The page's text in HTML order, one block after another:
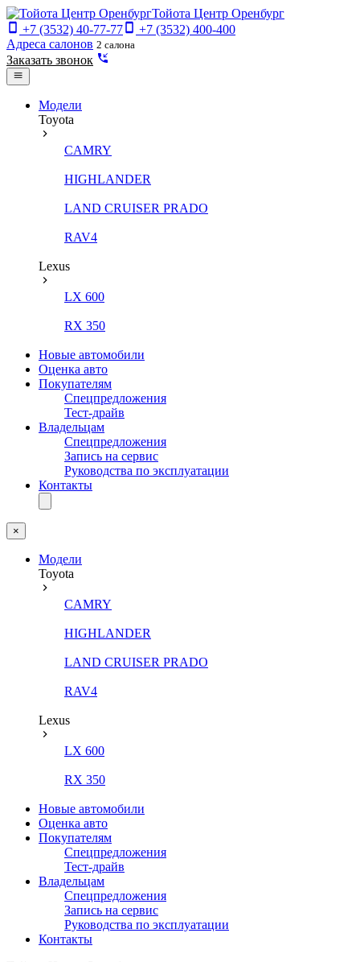
Тойота Центр Оренбург
+7 (3532) 40-77-77
+7 (3532) 400-400
Адреса салонов 2 салона
Заказать звонок
Модели
Toyota
CAMRY
HIGHLANDER
LAND CRUISER PRADO
RAV4
Lexus
LX 600
RX 350
Новые автомобили
Оценка авто
Покупателям
Спецпредложения
Тест-драйв
Владельцам
Спецпредложения
Запись на сервис
Руководства по эксплуатации
Контакты
×
Модели
Toyota
CAMRY
HIGHLANDER
LAND CRUISER PRADO
RAV4
Lexus
LX 600
RX 350
Новые автомобили
Оценка авто
Покупателям
Спецпредложения
Тест-драйв
Владельцам
Спецпредложения
Запись на сервис
Руководства по эксплуатации
Контакты